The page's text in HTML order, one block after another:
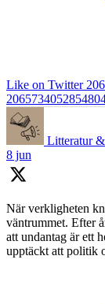
Like on Twitter
Litteratur
8 jun
När verkligheten
väntrummet. Efter
att undantag är ett
upptäckt att politik